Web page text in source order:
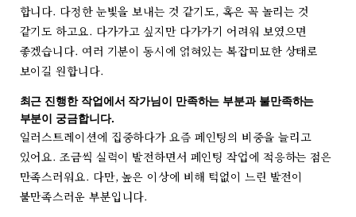
합니다. 다정한 눈빛을 보내는 것 같기도, 혹은 꼭 놀리는 것
같기도 하고요. 다가가고 싶지만 다가가기 어려워 보였으면
좋겠습니다. 여러 기분이 동시에 얽혀있는 복잡미묘한 상태로
보이길 원합니다.
최근 진행한 작업에서 작가님이 만족하는 부분과 불만족하는
부분이 궁금합니다.
일러스트레이션에 집중하다가 요즘 페인팅의 비중을 늘리고
있어요. 조금씩 실력이 발전하면서 페인팅 작업에 적응하는 점은
만족스러워요. 다만, 높은 이상에 비해 턱없이 느린 발전이
불만족스러운 부분입니다.